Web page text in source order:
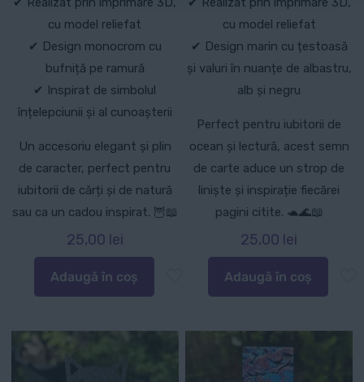
cu model reliefat
✔ Design monocrom cu
bufniță pe ramură
✔ Inspirat de simbolul
înțelepciunii și al cunoașterii
Un accesoriu elegant și plin
de caracter, perfect pentru
iubitorii de cărți și de natură
sau ca un cadou inspirat. 🦉📖
25,00 lei
Adaugă în coș
cu model reliefat
✔ Design marin cu țestoasă
și valuri în nuanțe de albastru,
alb și negru
Perfect pentru iubitorii de
ocean și lectură, acest semn
de carte aduce un strop de
liniște și inspirație fiecărei
pagini citite. 🐢🌊📖
25,00 lei
Adaugă în coș